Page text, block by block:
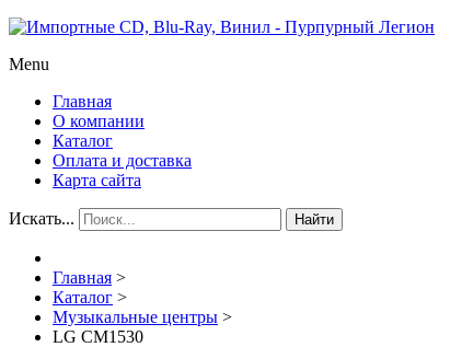
Menu
Главная
О компании
Каталог
Оплата и доставка
Карта сайта
Искать... Найти
Главная >
Каталог >
Музыкальные центры >
LG CM1530